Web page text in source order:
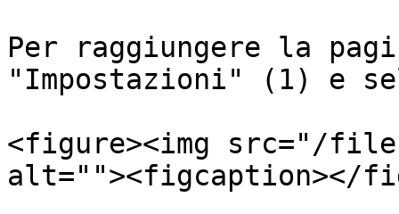
Per raggiungere la
"Impostazioni" (1) e
<figure><img src="/
alt=""><figcaption></